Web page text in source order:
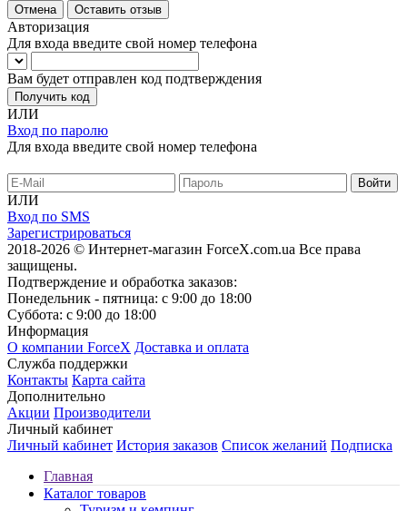
Отмена Оставить отзыв
Авторизация
Для входа введите свой номер телефона
Вам будет отправлен код подтверждения
Получить код
ИЛИ
Вход по паролю
Для входа введите свой номер телефона
ИЛИ
Вход по SMS
Зарегистрироваться
2018-2026 © Интернет-магазин ForceX.com.ua Все права
защищены.
Подтверждение и обработка заказов:
Понедельник - пятница: с 9:00 до 18:00
Суббота: с 9:00 до 18:00
Информация
О компании ForceX Доставка и оплата
Служба поддержки
Контакты Карта сайта
Дополнительно
Акции Производители
Личный кабинет
Личный кабинет История заказов Список желаний Подписка
Главная
Каталог товаров